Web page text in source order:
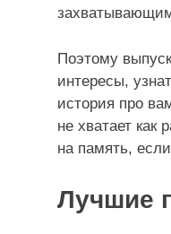
Поэтому
интересы,
история про
не хватает
на память,
Лучшие